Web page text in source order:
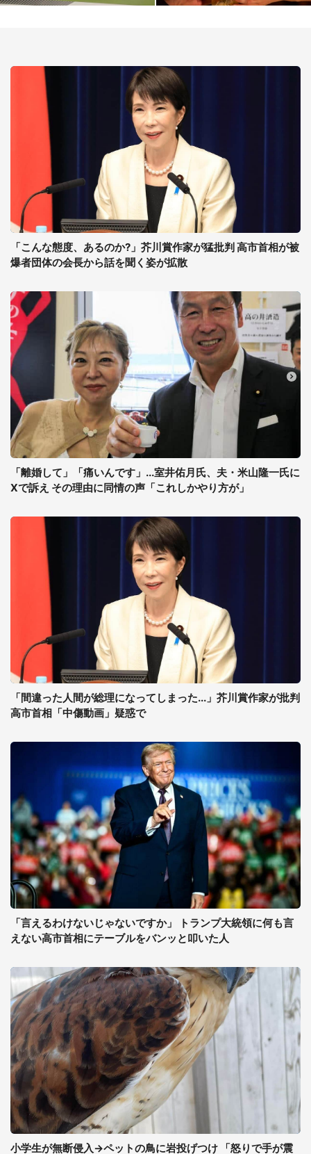
「こんな態度、あるのか?」芥川賞作家が猛批判 高市首相が被
爆者団体の会長から話を聞く姿が拡散
「離婚して」「痛いんです」...室井佑月氏、夫・米山隆一氏に
Xで訴え その理由に同情の声「これしかやり方が」
「間違った人間が総理になってしまった...」芥川賞作家が批判
高市首相「中傷動画」疑惑で
「言えるわけないじゃないですか」 トランプ大統領に何も言
えない高市首相にテーブルをバンッと叩いた人
小学生が無断侵入→ペットの鳥に岩投げつけ 「怒りで手が震